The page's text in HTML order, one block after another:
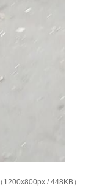
（1200x800px / 448KB）